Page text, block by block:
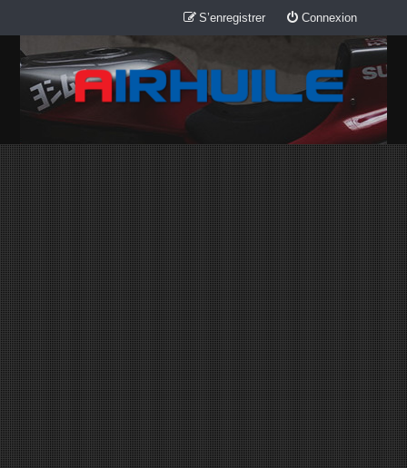
Connexion
S’enregistrer